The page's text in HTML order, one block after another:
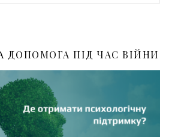
ДОПОМОГА ПІД ЧАС ВІЙНИ